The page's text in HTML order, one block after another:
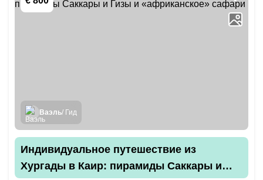
Ваэль/ Гид
Индивидуальное путешествие из
Хургады в Каир: пирамиды Саккары и